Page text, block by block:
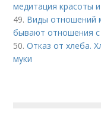
медитация красоты
49. Виды отношений
бывают отношения
50.Отказ от хлеба.
муки